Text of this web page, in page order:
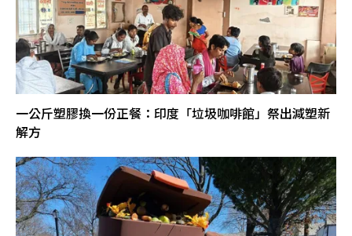
一公斤塑膠換一份正餐：印度「垃圾咖啡館」祭出減塑新
解方